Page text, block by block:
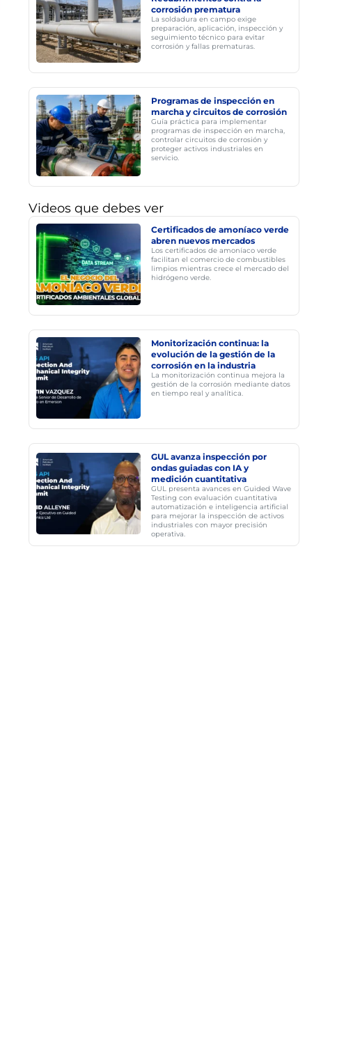
corrosión prematura
La soldadura en campo exige
preparación, aplicación, inspección y
seguimiento técnico para evitar
corrosión y fallas prematuras.
Programas de inspección en
marcha y circuitos de corrosión
Guía práctica para implementar
programas de inspección en marcha,
controlar circuitos de corrosión y
proteger activos industriales en
servicio.
Videos que debes ver
Certificados de amoníaco verde
abren nuevos mercados
Los certificados de amoníaco verde
facilitan el comercio de combustibles
limpios mientras crece el mercado del
hidrógeno verde.
Monitorización continua: la
evolución de la gestión de la
corrosión en la industria
La monitorización continua mejora la
gestión de la corrosión mediante datos
en tiempo real y analítica.
GUL avanza inspección por
ondas guiadas con IA y
medición cuantitativa
GUL presenta avances en Guided Wave
Testing con evaluación cuantitativa
automatización e inteligencia artificial
para mejorar la inspección de activos
industriales con mayor precisión
operativa.